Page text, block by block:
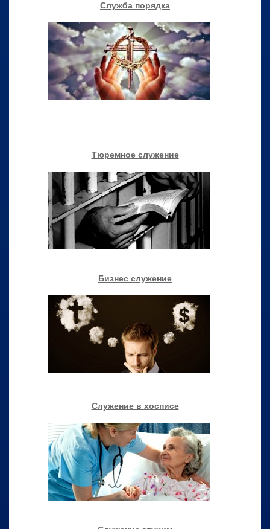
Служба порядка
Тюремное служение
Бизнес служение
Служение в хосписе